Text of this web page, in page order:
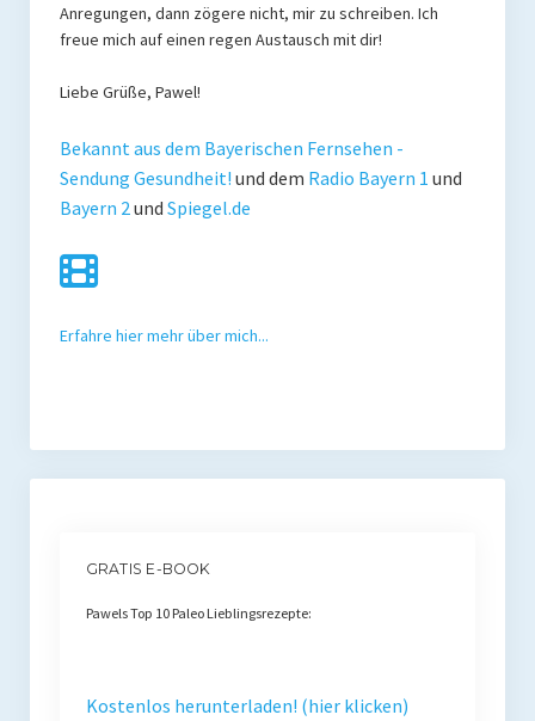
Anregungen, dann zögere nicht, mir zu schreiben. Ich
freue mich auf einen regen Austausch mit dir!
Liebe Grüße, Pawel!
Bekannt aus dem Bayerischen Fernsehen -
Sendung Gesundheit! und dem Radio Bayern 1 und
Bayern 2und Spiegel.de
Erfahre hier mehr über mich...
GRATIS E-BOOK
Pawels Top 10 Paleo Lieblingsrezepte:
Kostenlos herunterladen! (hier klicken)